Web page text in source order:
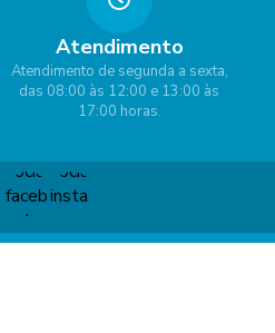
Atendimento
Atendimento de segunda a sexta,
das 08:00 às 12:00 e 13:00 às
17:00 horas.